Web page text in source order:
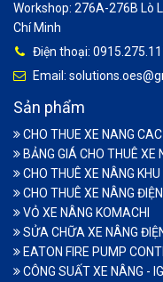
Workshop: 276A-276B Lò
Chí Minh
Điện thoại:
Email:
Sản phẩm
CHO THUE XE NANG
BẢNG GIÁ CHO THUÊ XE
CHO THUÊ XE NÂNG
CHO THUÊ XE NÂNG ĐIỆN
VỎ XE NÂNG KOMACHI
SỬA CHỮA XE NÂNG
EATON FIRE PUMP
CÔNG SUẤT XE NÂNG -